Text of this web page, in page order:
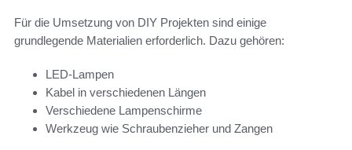
Für die Umsetzung von DIY Projekten sind einige
grundlegende Materialien erforderlich. Dazu gehören:
LED-Lampen
Kabel in verschiedenen Längen
Verschiedene Lampenschirme
Werkzeug wie Schraubenzieher und Zangen